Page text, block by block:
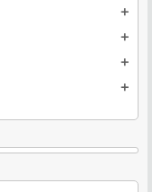
add
add
add
add